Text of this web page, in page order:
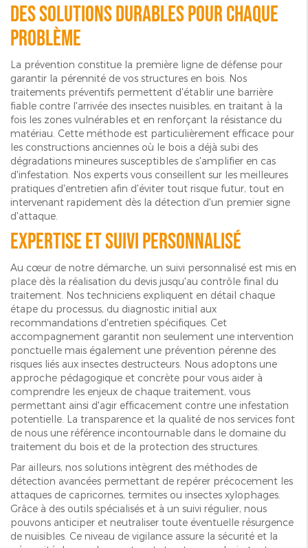
Des solutions durables pour chaque
problème
La prévention constitue la première ligne de défense pour
garantir la pérennité de vos structures en bois. Nos
traitements préventifs permettent d'établir une barrière
fiable contre l'arrivée des insectes nuisibles, en traitant à la
fois les zones vulnérables et en renforçant la résistance du
matériau. Cette méthode est particulièrement efficace pour
les constructions anciennes où le bois a déjà subi des
dégradations mineures susceptibles de s'amplifier en cas
d'infestation. Nos experts vous conseillent sur les meilleures
pratiques d'entretien afin d'éviter tout risque futur, tout en
intervenant rapidement dès la détection d'un premier signe
d'attaque.
Expertise et suivi personnalisé
Au cœur de notre démarche, un suivi personnalisé est mis en
place dès la réalisation du devis jusqu'au contrôle final du
traitement. Nos techniciens expliquent en détail chaque
étape du processus, du diagnostic initial aux
recommandations d'entretien spécifiques. Cet
accompagnement garantit non seulement une intervention
ponctuelle mais également une prévention pérenne des
risques liés aux insectes destructeurs. Nous adoptons une
approche pédagogique et concrète pour vous aider à
comprendre les enjeux de chaque traitement, vous
permettant ainsi d'agir efficacement contre une infestation
potentielle. La transparence et la qualité de nos services font
de nous une référence incontournable dans le domaine du
traitement du bois et de la protection des structures.
Par ailleurs, nos solutions intègrent des méthodes de
détection avancées permettant de repérer précocement les
attaques de capricornes, termites ou insectes xylophages.
Grâce à des outils spécialisés et à un suivi régulier, nous
pouvons anticiper et neutraliser toute éventuelle résurgence
de nuisibles. Ce niveau de vigilance assure la sécurité et la